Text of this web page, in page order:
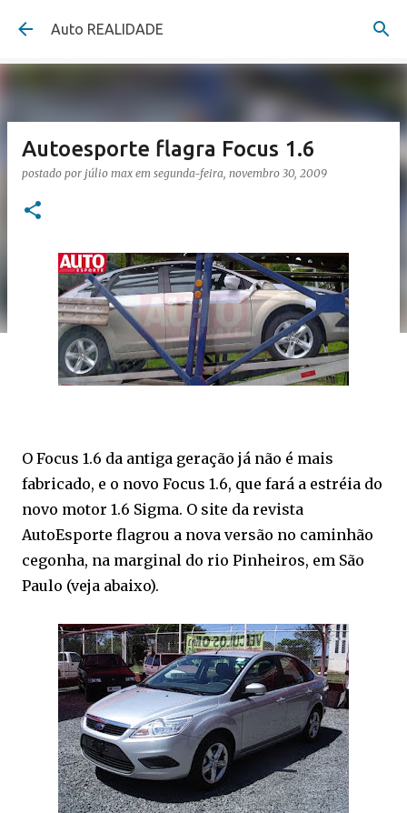
Pular para o conteúdo principal
Auto REALIDADE
Autoesporte flagra Focus 1.6
postado por júlio max em segunda-feira, novembro 30, 2009
O Focus 1.6 da antiga geração já não é mais
fabricado, e o novo Focus 1.6, que fará a estréia do
novo motor 1.6 Sigma. O site da revista
AutoEsporte flagrou a nova versão no caminhão
cegonha, na marginal do rio Pinheiros, em São
Paulo (veja abaixo).